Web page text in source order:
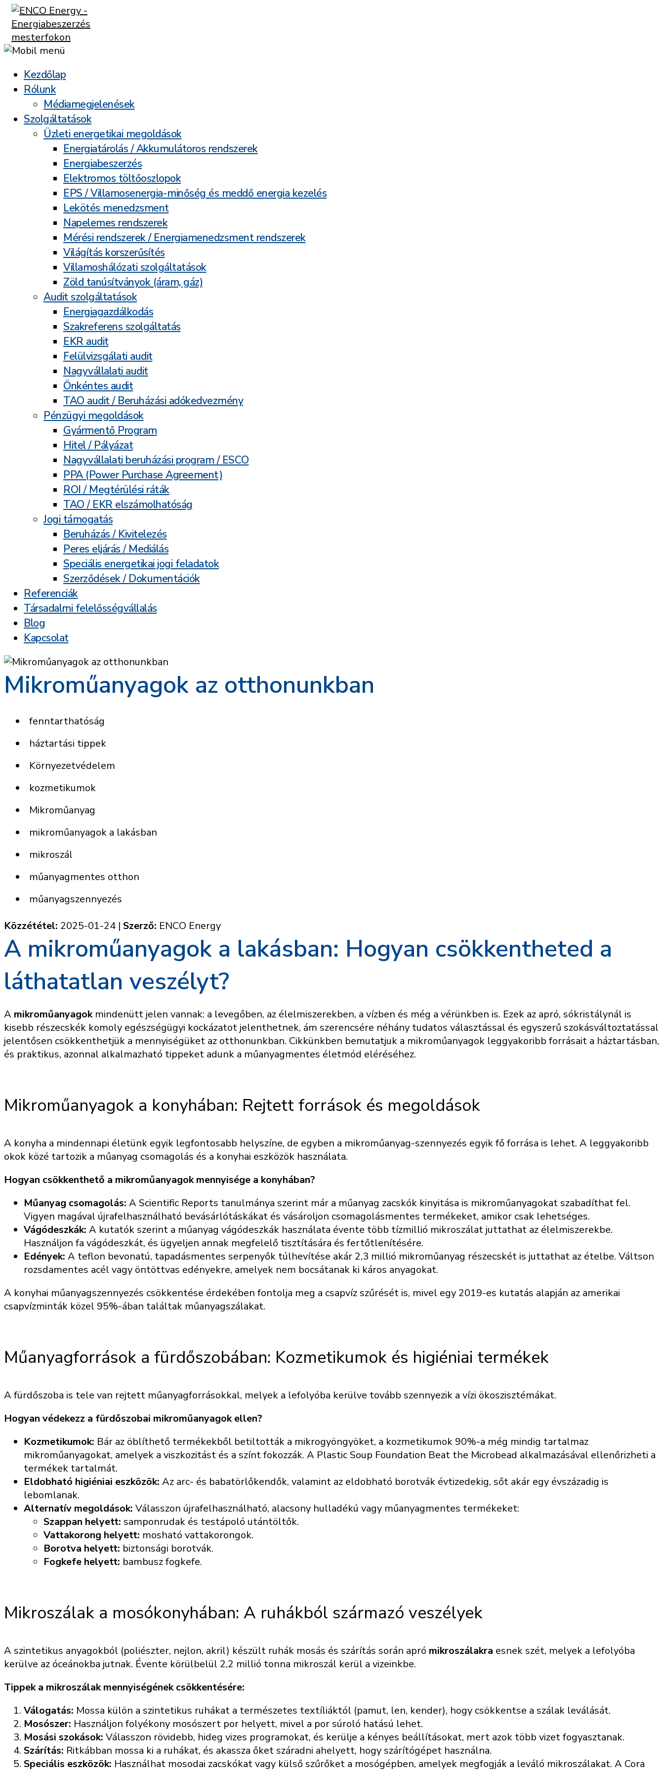
Kezdőlap
Rólunk
Médiamegjelenések
Szolgáltatások
Üzleti energetikai megoldások
Energiatárolás / Akkumulátoros rendszerek
Energiabeszerzés
Elektromos töltőoszlopok
EPS / Villamosenergia-minőség és meddő energia kezelés
Lekötés menedzsment
Napelemes rendszerek
Mérési rendszerek / Energiamenedzsment rendszerek
Világítás korszerűsítés
Villamoshálózati szolgáltatások
Zöld tanúsítványok (áram, gáz)
Audit szolgáltatások
Energiagazdálkodás
Szakreferens szolgáltatás
EKR audit
Felülvizsgálati audit
Nagyvállalati audit
Önkéntes audit
TAO audit / Beruházási adókedvezmény
Pénzügyi megoldások
Gyármentő Program
Hitel / Pályázat
Nagyvállalati beruházási program / ESCO
PPA (Power Purchase Agreement)
ROI / Megtérülési ráták
TAO / EKR elszámolhatóság
Jogi támogatás
Beruházás / Kivitelezés
Peres eljárás / Mediálás
Speciális energetikai jogi feladatok
Szerződések / Dokumentációk
Referenciák
Társadalmi felelősségvállalás
Blog
Kapcsolat
Mikroműanyagok az otthonunkban
fenntarthatóság
háztartási tippek
Környezetvédelem
kozmetikumok
Mikroműanyag
mikroműanyagok a lakásban
mikroszál
műanyagmentes otthon
műanyagszennyezés
Közzététel: 2025-01-24 | Szerző: ENCO Energy
A mikroműanyagok a lakásban: Hogyan csökkentheted a
láthatatlan veszélyt?
A mikroműanyagokmindenütt jelen vannak: a levegőben, az élelmiszerekben, a vízben és még a vérünkben is. Ezek az apró, sókristálynál is
kisebb részecskék komoly egészségügyi kockázatot jelenthetnek, ám szerencsére néhány tudatos választással és egyszerű szokásváltoztatással
jelentősen csökkenthetjük a mennyiségüket az otthonunkban. Cikkünkben bemutatjuk a mikroműanyagok leggyakoribb forrásait a háztartásban,
és praktikus, azonnal alkalmazható tippeket adunk a műanyagmentes életmód eléréséhez.
Mikroműanyagok a konyhában: Rejtett források és megoldások
A konyha a mindennapi életünk egyik legfontosabb helyszíne, de egyben a mikroműanyag-szennyezés egyik fő forrása is lehet. A leggyakoribb
okok közé tartozik a műanyag csomagolás és a konyhai eszközök használata.
Hogyan csökkenthető a mikroműanyagok mennyisége a konyhában?
Műanyag csomagolás: A Scientific Reports tanulmánya szerint már a műanyag zacskók kinyitása is mikroműanyagokat szabadíthat fel.
Vigyen magával újrafelhasználható bevásárlótáskákat és vásároljon csomagolásmentes termékeket, amikor csak lehetséges.
Vágódeszkák: A kutatók szerint a műanyag vágódeszkák használata évente több tízmillió mikroszálat juttathat az élelmiszerekbe.
Használjon fa vágódeszkát, és ügyeljen annak megfelelő tisztítására és fertőtlenítésére.
Edények: A teflon bevonatú, tapadásmentes serpenyők túlhevítése akár 2,3 millió mikroműanyag részecskét is juttathat az ételbe. Váltson
rozsdamentes acél vagy öntöttvas edényekre, amelyek nem bocsátanak ki káros anyagokat.
A konyhai műanyagszennyezés csökkentése érdekében fontolja meg a csapvíz szűrését is, mivel egy 2019-es kutatás alapján az amerikai
csapvízminták közel 95%-ában találtak műanyagszálakat.
Műanyagforrások a fürdőszobában: Kozmetikumok és higiéniai termékek
A fürdőszoba is tele van rejtett műanyagforrásokkal, melyek a lefolyóba kerülve tovább szennyezik a vízi ökoszisztémákat.
Hogyan védekezz a fürdőszobai mikroműanyagok ellen?
Kozmetikumok: Bár az öblíthető termékekből betiltották a mikrogyöngyöket, a kozmetikumok 90%-a még mindig tartalmaz
mikroműanyagokat, amelyek a viszkozitást és a színt fokozzák. A Plastic Soup Foundation Beat the Microbead alkalmazásával ellenőrizheti a
termékek tartalmát.
Eldobható higiéniai eszközök: Az arc- és babatörlőkendők, valamint az eldobható borotvák évtizedekig, sőt akár egy évszázadig is
lebomlanak.
Alternatív megoldások: Válasszon újrafelhasználható, alacsony hulladékú vagy műanyagmentes termékeket:
Szappan helyett: samponrudak és testápoló utántöltők.
Vattakorong helyett: mosható vattakorongok.
Borotva helyett: biztonsági borotvák.
Fogkefe helyett: bambusz fogkefe.
Mikroszálak a mosókonyhában: A ruhákból származó veszélyek
A szintetikus anyagokból (poliészter, nejlon, akril) készült ruhák mosás és szárítás során apró mikroszálakra esnek szét, melyek a lefolyóba
kerülve az óceánokba jutnak. Évente körülbelül 2,2 millió tonna mikroszál kerül a vizeinkbe.
Tippek a mikroszálak mennyiségének csökkentésére:
Válogatás: Mossa külön a szintetikus ruhákat a természetes textíliáktól (pamut, len, kender), hogy csökkentse a szálak leválását.
Mosószer: Használjon folyékony mosószert por helyett, mivel a por súroló hatású lehet.
Mosási szokások: Válasszon rövidebb, hideg vizes programokat, és kerülje a kényes beállításokat, mert azok több vizet fogyasztanak.
Szárítás: Ritkábban mossa ki a ruhákat, és akassza őket száradni ahelyett, hogy szárítógépet használna.
Speciális eszközök: Használhat mosodai zacskókat vagy külső szűrőket a mosógépben, amelyek megfogják a leváló mikroszálakat. A Cora